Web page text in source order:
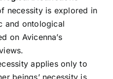
necessity is explored in
and ontological
on Avicenna’s
applies only to